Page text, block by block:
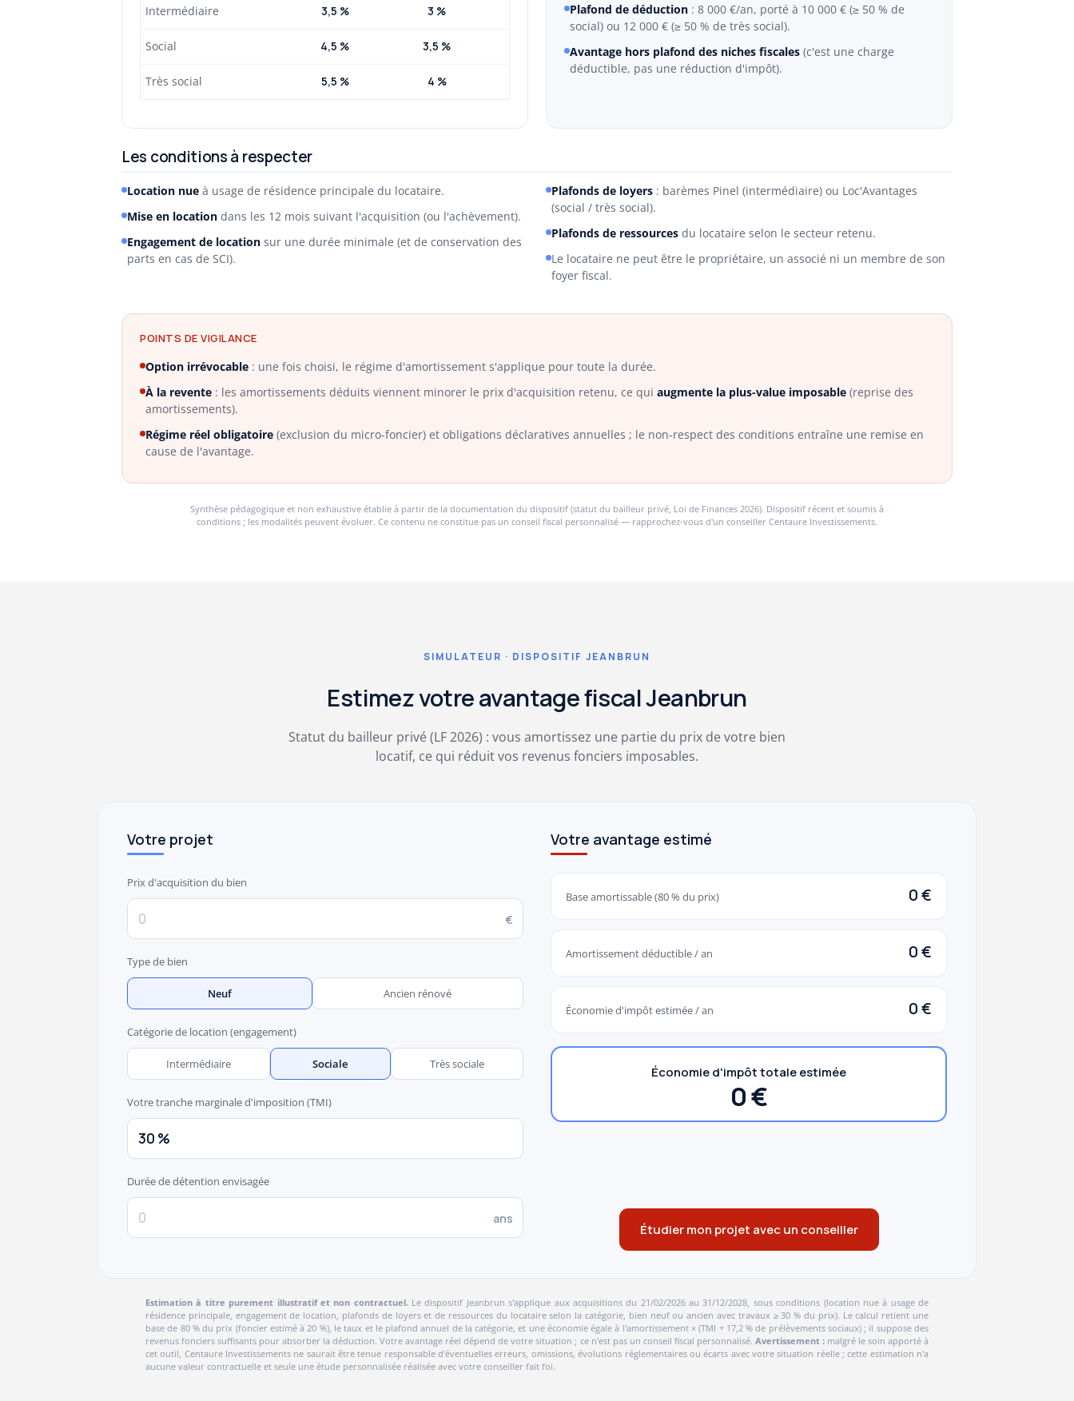
Intermédiaire 3,5 % 3 %
Social 4,5 % 3,5 %
Très social 5,5 % 4 %
Plafond de déduction : 8 000 €/an, porté à 10 000 € (≥ 50 % de
social) ou 12 000 € (≥ 50 % de très social).
Avantage hors plafond des niches fiscales (c'est une charge
déductible, pas une réduction d'impôt).
Les conditions à respecter
Location nue à usage de résidence principale du locataire.
Mise en location dans les 12 mois suivant l'acquisition (ou l'achèvement).
Engagement de location sur une durée minimale (et de conservation des
parts en cas de SCI).
Plafonds de loyers : barèmes Pinel (intermédiaire) ou Loc'Avantages
(social / très social).
Plafonds de ressources du locataire selon le secteur retenu.
Le locataire ne peut être le propriétaire, un associé ni un membre de son
foyer fiscal.
POINTS DE VIGILANCE
Option irrévocable : une fois choisi, le régime d'amortissement s'applique pour toute la durée.
À la revente : les amortissements déduits viennent minorer le prix d'acquisition retenu, ce qui augmente la plus-value imposable (reprise des
amortissements).
Régime réel obligatoire (exclusion du micro-foncier) et obligations déclaratives annuelles ; le non-respect des conditions entraîne une remise en
cause de l'avantage.
Synthèse pédagogique et non exhaustive établie à partir de la documentation du dispositif (statut du bailleur privé, Loi de Finances 2026). Dispositif récent et soumis à
conditions ; les modalités peuvent évoluer. Ce contenu ne constitue pas un conseil fiscal personnalisé — rapprochez-vous d'un conseiller Centaure Investissements.
SIMULATEUR · DISPOSITIF JEANBRUN
Estimez votre avantage fiscal Jeanbrun
Statut du bailleur privé (LF 2026) : vous amortissez une partie du prix de votre bien
locatif, ce qui réduit vos revenus fonciers imposables.
Votre projet
Prix d'acquisition du bien
€
Type de bien
Neuf Ancien rénové
Catégorie de location (engagement)
Intermédiaire Sociale Très sociale
Votre tranche marginale d'imposition (TMI)
Durée de détention envisagée
ans
Votre avantage estimé
Base amortissable (80 % du prix) 0 €
Amortissement déductible / an 0 €
Économie d'impôt estimée / an 0 €
Économie d'impôt totale estimée
0 €
Étudier mon projet avec un conseiller
Estimation à titre purement illustratif et non contractuel.Le dispositif Jeanbrun s'applique aux acquisitions du 21/02/2026 au 31/12/2028, sous conditions (location nue à usage de
résidence principale, engagement de location, plafonds de loyers et de ressources du locataire selon la catégorie, bien neuf ou ancien avec travaux ≥ 30 % du prix). Le calcul retient une
base de 80 % du prix (foncier estimé à 20 %), le taux et le plafond annuel de la catégorie, et une économie égale à l'amortissement × (TMI + 17,2 % de prélèvements sociaux) ; il suppose des
revenus fonciers suffisants pour absorber la déduction. Votre avantage réel dépend de votre situation ; ce n'est pas un conseil fiscal personnalisé. Avertissement :malgré le soin apporté à
cet outil, Centaure Investissements ne saurait être tenue responsable d'éventuelles erreurs, omissions, évolutions réglementaires ou écarts avec votre situation réelle ; cette estimation n'a
aucune valeur contractuelle et seule une étude personnalisée réalisée avec votre conseiller fait foi.